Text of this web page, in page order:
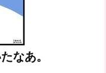
なあ。